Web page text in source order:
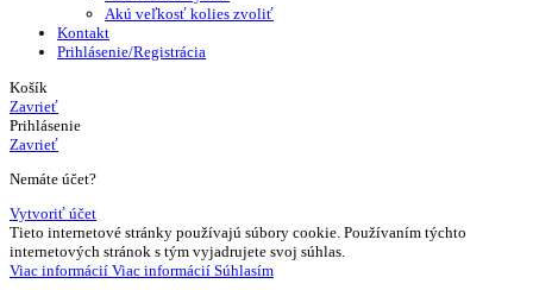
Akú veľkosť kolies zvoliť
Kontakt
Prihlásenie/Registrácia
Košík
Zavrieť
Prihlásenie
Zavrieť
Nemáte účet?
Vytvoriť účet
Tieto internetové stránky používajú súbory cookie. Používaním týchto
internetových stránok s tým vyjadrujete svoj súhlas.
Viac informácií Viac informácií Súhlasím